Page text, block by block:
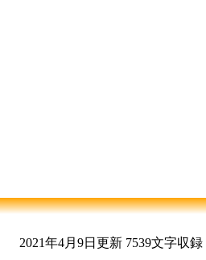
2021年4月9日更新 7539文字収録